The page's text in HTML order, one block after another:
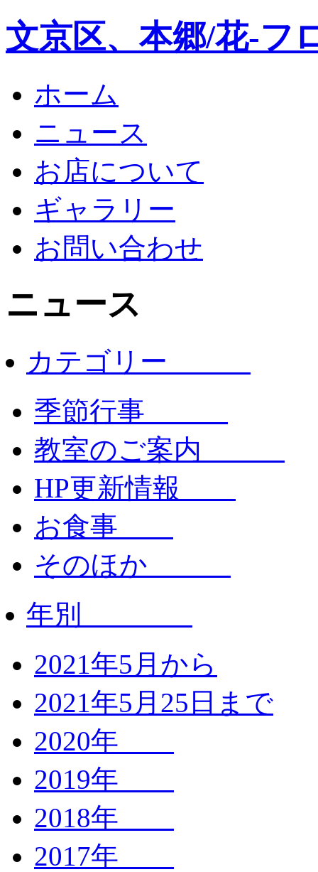
文京区、本郷/花-フ
ホーム
ニュース
お店について
ギャラリー
お問い合わせ
ニュース
カテゴリー
季節行事
教室のご案内
HP更新情報
お食事
そのほか
年別
2021年5月から
2021年5月25日まで
2020年
2019年
2018年
2017年